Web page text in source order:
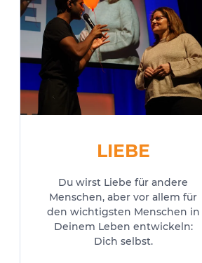
LIEBE
Du wirst Liebe für andere
Menschen, aber vor allem für
den wichtigsten Menschen in
Deinem Leben entwickeln:
Dich selbst.